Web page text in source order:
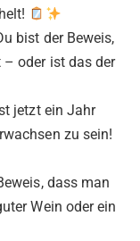
bist der Beweis,
oder ist das der
jetzt ein Jahr
zu sein!
dass man
Wein oder ein